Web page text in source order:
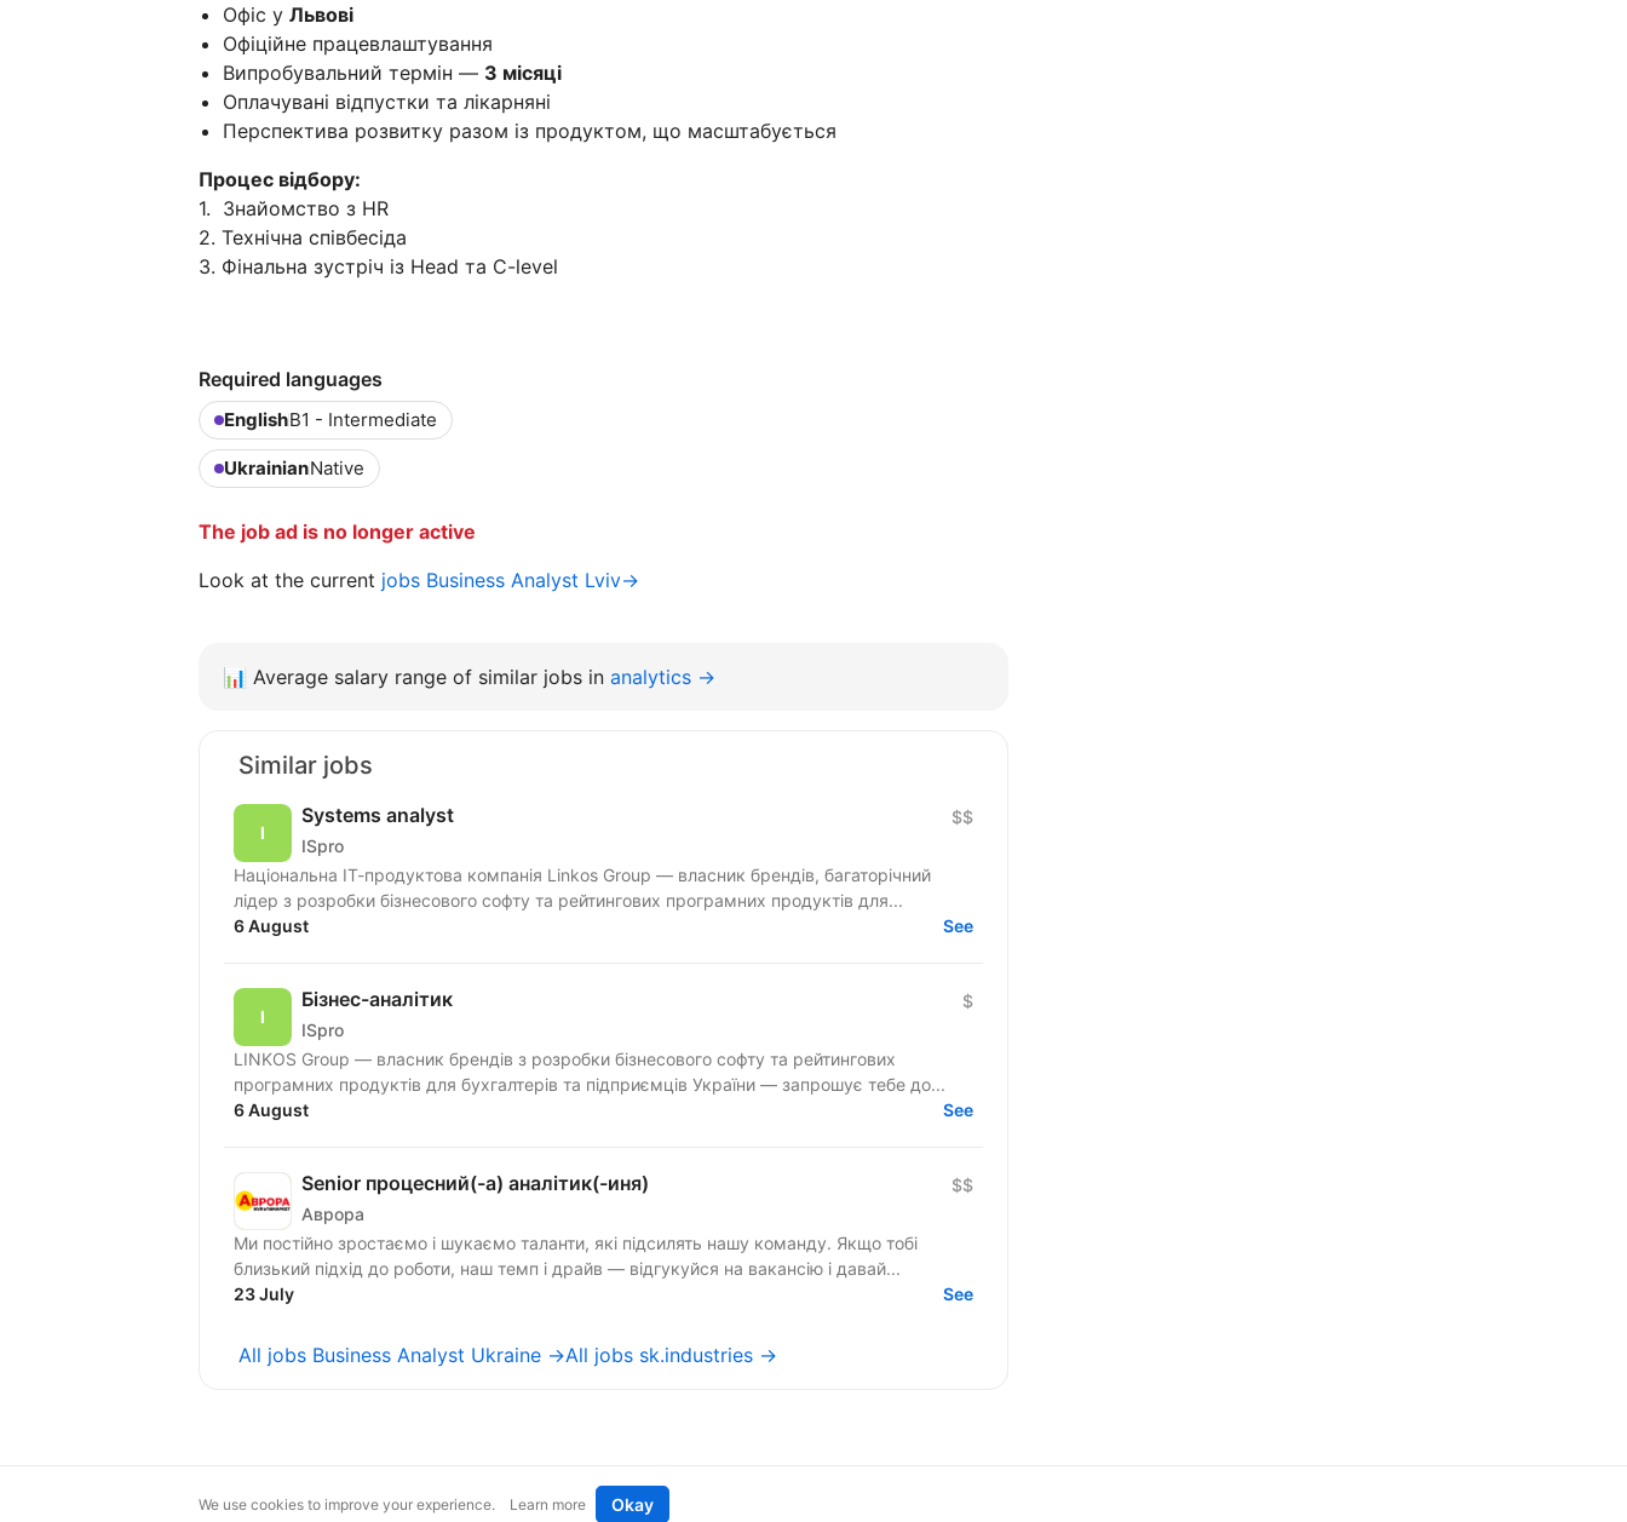
Офіс у Львові
Офіційне працевлаштування
Випробувальний термін — 3 місяці
Оплачувані відпустки та лікарняні
Перспектива розвитку разом із продуктом, що масштабується
Процес відбору:
1. Знайомство з HR
2. Технічна співбесіда
3. Фінальна зустріч із Head та C-level
Required languages
EnglishB1 - Intermediate
UkrainianNative
The job ad is no longer active
Look at the current jobs Business Analyst Lviv→
📊 Average salary range of similar jobs in analytics →
Similar jobs
Systems analyst
ISpro
$$
Національна ІТ-продуктова компанія Linkos Group — власник брендів, багаторічний
лідер з розробки бізнесового софту та рейтингових програмних продуктів для...
6 August
See
Бізнес-аналітик
ISpro
$
LINKOS Group — власник брендів з розробки бізнесового софту та рейтингових
програмних продуктів для бухгалтерів та підприємців України — запрошує тебе до...
6 August
See
Senior процесний(-а) аналітик(-иня)
Аврора
$$
Ми постійно зростаємо і шукаємо таланти, які підсилять нашу команду. Якщо тобі
близький підхід до роботи, наш темп і драйв — відгукуйся на вакансію і давай...
23 July
See
All jobs Business Analyst Ukraine →All jobs sk.industries →
magic@djinni.co Terms of Use Suggest an idea Remote tech jobs in Europe
We use cookies to improve your experience. Learn more Okay